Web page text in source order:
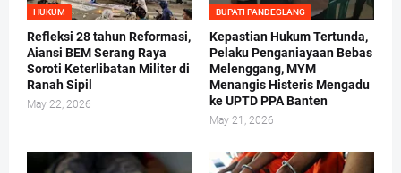
HUKUM
Refleksi 28 tahun Reformasi,
Aiansi BEM Serang Raya
Soroti Keterlibatan Militer di
Ranah Sipil
May 22, 2026
BUPATI PANDEGLANG
Kepastian Hukum Tertunda,
Pelaku Penganiayaan Bebas
Melenggang, MYM
Menangis Histeris Mengadu
ke UPTD PPA Banten
May 21, 2026